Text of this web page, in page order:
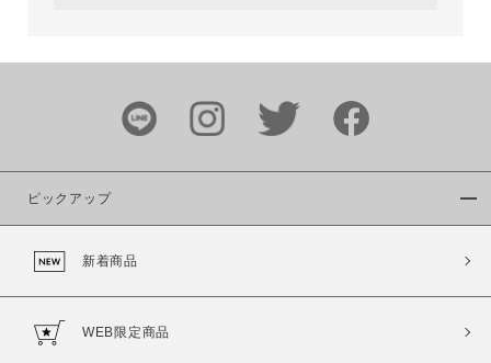
ブランド
カラー
ピックアップ
新着商品
WEB限定商品